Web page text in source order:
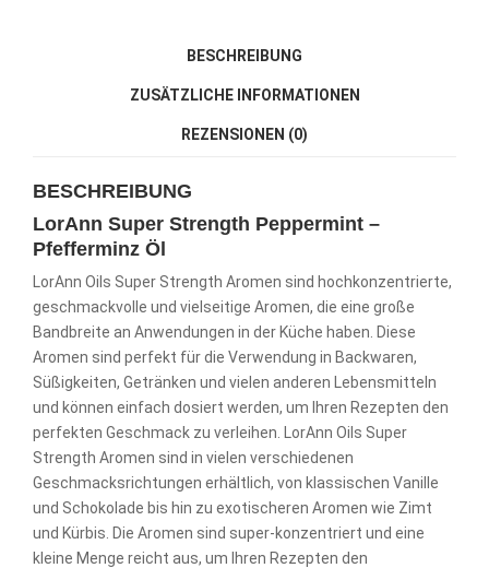
BESCHREIBUNG
ZUSÄTZLICHE INFORMATIONEN
REZENSIONEN (0)
BESCHREIBUNG
LorAnn Super Strength Peppermint –
Pfefferminz Öl
LorAnn Oils Super Strength Aromen sind hochkonzentrierte,
geschmackvolle und vielseitige Aromen, die eine große
Bandbreite an Anwendungen in der Küche haben. Diese
Aromen sind perfekt für die Verwendung in Backwaren,
Süßigkeiten, Getränken und vielen anderen Lebensmitteln
und können einfach dosiert werden, um Ihren Rezepten den
perfekten Geschmack zu verleihen. LorAnn Oils Super
Strength Aromen sind in vielen verschiedenen
Geschmacksrichtungen erhältlich, von klassischen Vanille
und Schokolade bis hin zu exotischeren Aromen wie Zimt
und Kürbis. Die Aromen sind super-konzentriert und eine
kleine Menge reicht aus, um Ihren Rezepten den